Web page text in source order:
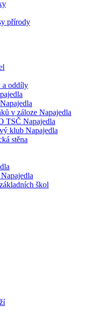
přírody
a oddíly
v záloze Napajedla
TSČ Napajedla
klub Napajedla
stěna
škol